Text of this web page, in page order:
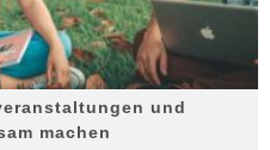
und
machen